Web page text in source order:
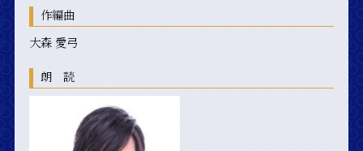
作編曲
大森 愛弓
朗 読